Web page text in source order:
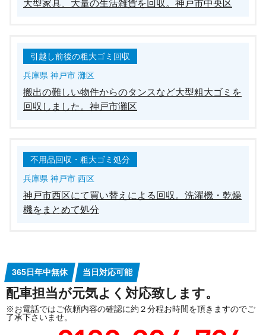
大型家具、大量の生活雑貨を回収。神戸市中央区
引越し前後の粗大ゴミ回収
兵庫県 神戸市 灘区
搬出の難しい物件からのタンスなど大型粗大ゴミを
回収しました。神戸市灘区
不用品回収・粗大ゴミ処分
兵庫県 神戸市 西区
神戸市西区にて買い替えによる回収。洗濯機・乾燥
機をまとめて処分
365日年中無休 当日対応可能
配車担当が元気よく対応致します。
※お電話ではご依頼内容の確認に約２分程お時間を頂きますのでご
了承下さいませ。